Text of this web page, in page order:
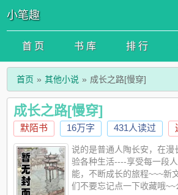
小笔趣
首 页 书 库 排 行
首页 其他小说 成长之路[慢穿]
成长之路[慢穿]
默陌书 16万字 431人读过
说的是普通人陶长安，在漫
验各种生活----享受每一段
能，不断成长的旅程~~~新
们不要忘记点一下收藏哦~~